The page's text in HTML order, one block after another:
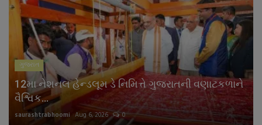
રાશિફળ
ગુનાખોરી
બોલિવૂડ
સ્વાસ્થ્ય
ગુજરાત
12મા નેશનલ હેન્ડલૂમ ડે નિમિત્તે ગુજરાતની વણાટકળાને
વૈશ્વિક...
saurashtrabhoomi Aug 6, 2026 0